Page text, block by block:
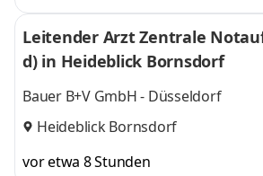
Leitender Arzt Zentrale
d) in Heideblick Bornsdorf
Bauer B+V GmbH - Düsseldorf
Heideblick Bornsdorf
vor etwa 8 Stunden